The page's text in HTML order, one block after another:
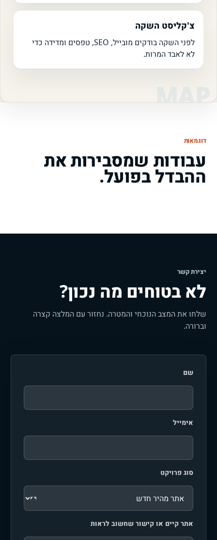
צ'קליסט השקה
לפני השקה בודקים מובייל, SEO, טפסים ומדידה כדי
לא לאבד המרות.
דוגמאות
עבודות שמסבירות את
ההבדל בפועל.
יצירת קשר
לא בטוחים מה נכון?
שלחו את המצב הנוכחי והמטרה. נחזור עם המלצה קצרה
וברורה.
שם
אימייל
סוג פרויקט
אתר קיים או קישור שחשוב לראות